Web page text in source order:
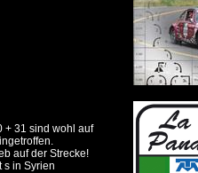
+ 31 sind wohl auf
auf der Strecke!
s in Syrien